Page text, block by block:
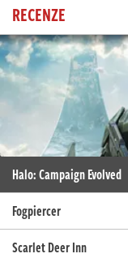
RECENZE
Halo: Campaign Evolved
Fogpiercer
Scarlet Deer Inn